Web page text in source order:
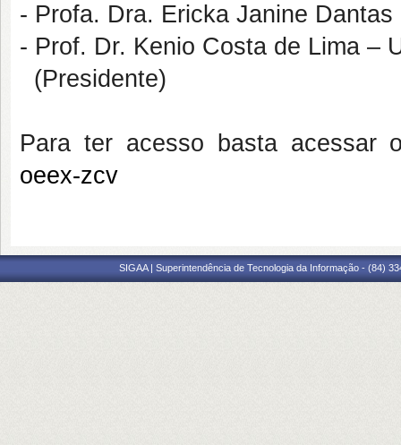
- Profa. Dra. Ericka Janine
- Prof. Dr. Kenio Costa de Lima –
(Presidente)
Para ter acesso basta acessar
oeex-zcv
SIGAA | Superintendência de Tecnologia da Informação - (84)